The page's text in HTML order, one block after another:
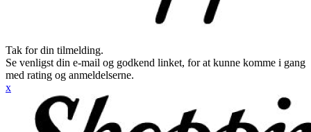
Tak for din tilmelding.
Se venligst din e-mail og godkend linket, for at kunne komme i gang
med rating og anmeldelserne.
x